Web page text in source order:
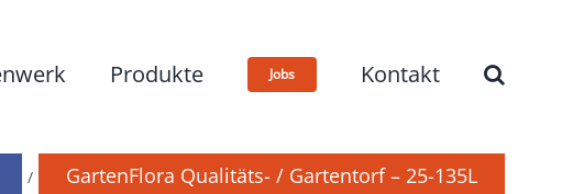
Produkte Jobs Kontakt
GartenFlora Qualitäts- / Gartentorf – 25-135L